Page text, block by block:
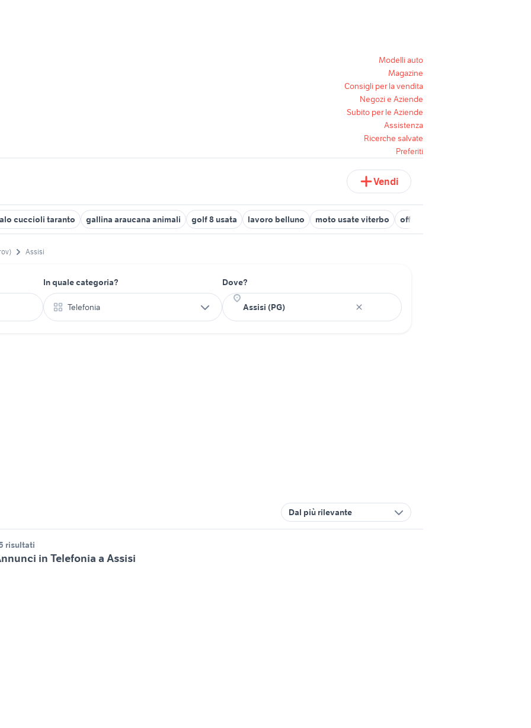
Modelli auto
Magazine
Consigli per la vendita
Negozi e Aziende
Subito per le Aziende
Assistenza
Ricerche salvate
Preferiti
Vendi
cuccioli taranto gallina araucana animali golf 8 usata lavoro belluno moto usate viterbo offerte lavoro badante Vicenza
Assisi
In quale categoria?
Telefonia
Dove?
Dal più rilevante
risultati
in Telefonia a Assisi